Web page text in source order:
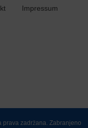
Impressum
zadržana. Zabranjeno